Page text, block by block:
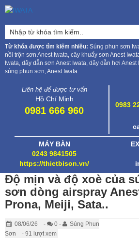
Từ khóa được tìm kiếm nhiều: Súng phun sơn
nồi trộn sơn Anest Iwata, cây khuấy sơn Anest
Iwata, dây dẫn sơn Anest Iwata, dây dẫn hơi
súng phun sơn, Anest Iwata
Liên hệ để được tư vấn
Hồ Chí Minh
0981 666 960
0983
MÁY BÀN
0243 9841505
https://thietbison.vn/
Độ mịn và độ xoè của
sơn dòng airspray
Prona, Meiji, Sata..
08/06/26 - 0 -
Súng Phun
Sơn
- 91 lượt xem